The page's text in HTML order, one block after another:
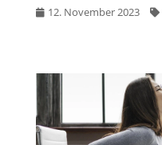
12. November 2023